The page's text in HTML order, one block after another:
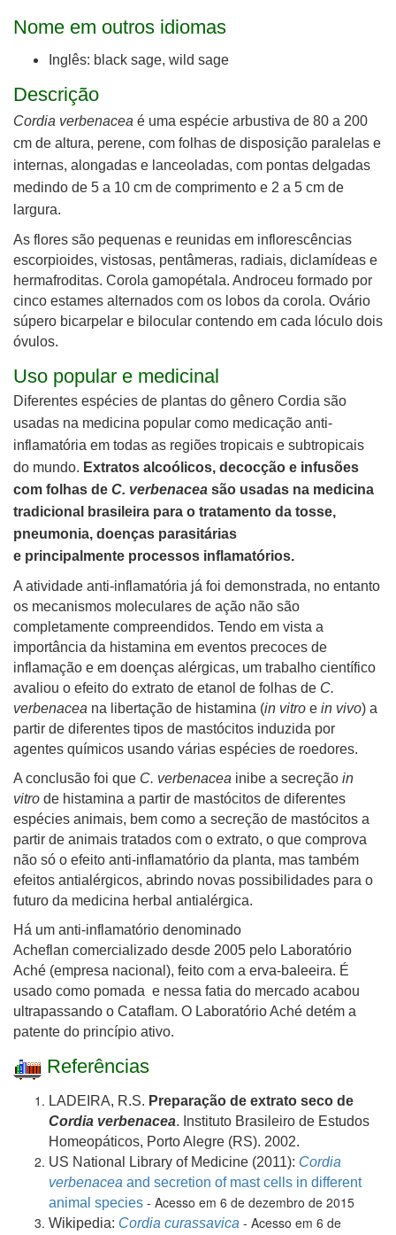
Nome em outros idiomas
Inglês: black sage, wild sage
Descrição
Cordia verbenacea é uma espécie arbustiva de 80 a 200
cm de altura, perene, com folhas de disposição paralelas e
internas, alongadas e lanceoladas, com pontas delgadas
medindo de 5 a 10 cm de comprimento e 2 a 5 cm de
largura.
As flores são pequenas e reunidas em inflorescências
escorpioides, vistosas, pentâmeras, radiais, diclamídeas e
hermafroditas. Corola gamopétala. Androceu formado por
cinco estames alternados com os lobos da corola. Ovário
súpero bicarpelar e bilocular contendo em cada lóculo dois
óvulos.
Uso popular e medicinal
Diferentes espécies de plantas do gênero Cordia são
usadas na medicina popular como medicação anti-
inflamatória em todas as regiões tropicais e subtropicais
do mundo. Extratos alcoólicos, decocção e infusões
com folhas de C. verbenacea são usadas na medicina
tradicional brasileira para o tratamento da tosse,
pneumonia, doenças parasitárias
e principalmente processos inflamatórios.
A atividade anti-inflamatória já foi demonstrada, no entanto
os mecanismos moleculares de ação não são
completamente compreendidos. Tendo em vista a
importância da histamina em eventos precoces de
inflamação e em doenças alérgicas, um trabalho científico
avaliou o efeito do extrato de etanol de folhas de C.
verbenacea na libertação de histamina (in vitro e in vivo) a
partir de diferentes tipos de mastócitos induzida por
agentes químicos usando várias espécies de roedores.
A conclusão foi que C. verbenacea inibe a secreção in
vitro de histamina a partir de mastócitos de diferentes
espécies animais, bem como a secreção de mastócitos a
partir de animais tratados com o extrato, o que comprova
não só o efeito anti-inflamatório da planta, mas também
efeitos antialérgicos, abrindo novas possibilidades para o
futuro da medicina herbal antialérgica.
Há um anti-inflamatório denominado
Acheflan comercializado desde 2005 pelo Laboratório
Aché (empresa nacional), feito com a erva-baleeira. É
usado como pomada e nessa fatia do mercado acabou
ultrapassando o Cataflam. O Laboratório Aché detém a
patente do princípio ativo.
Referências
LADEIRA, R.S. Preparação de extrato seco de
Cordia verbenacea. Instituto Brasileiro de Estudos
Homeopáticos, Porto Alegre (RS). 2002.
US National Library of Medicine (2011): Cordia
verbenacea and secretion of mast cells in different
animal species - Acesso em 6 de dezembro de 2015
Wikipedia: Cordia curassavica - Acesso em 6 de